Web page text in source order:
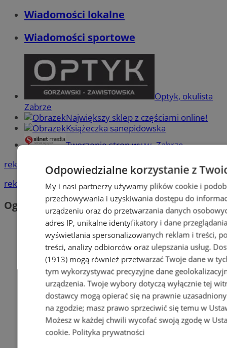
Wiadomości lokalne
Wiadomości sportowe
Optyk, okulista
Zabrze
Największy sklep z częściami online!
Książeczka sanepidowska
Tworzenie stron www -Zabrze
reklama
reklama
Ogłoszenia
Odpowiedzialne korzystanie z
My i nasi partnerzy używamy plików cookie i
przechowywania i uzyskiwania dostępu do
urządzeniu oraz do przetwarzania danych
adres IP, unikalne identyfikatory i dane
wyświetlania spersonalizowanych reklam i treści,
treści, analizy odbiorców oraz ulepszania usług.
(1913)mogą również przetwarzać Twoje dane w
tym wykorzystywać precyzyjne dane
urządzenia. Twoje wybory dotyczą wyłącznie tej
dostawcy mogą opierać się na prawnie
na zgodzie; masz prawo sprzeciwić się temu w
Możesz w każdej chwili wycofać swoją zgodę w
cookie. Polityka prywatności